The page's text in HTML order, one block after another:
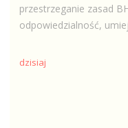
przestrzeganie zasad
odpowiedzialność,
dzisiaj